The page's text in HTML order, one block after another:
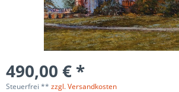
490,00 € *
Steuerfrei ** zzgl. Versandkosten